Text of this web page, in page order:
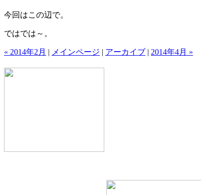
今回はこの辺で。
ではでは～。
« 2014年2月 | メインページ | アーカイブ | 2014年4月 »